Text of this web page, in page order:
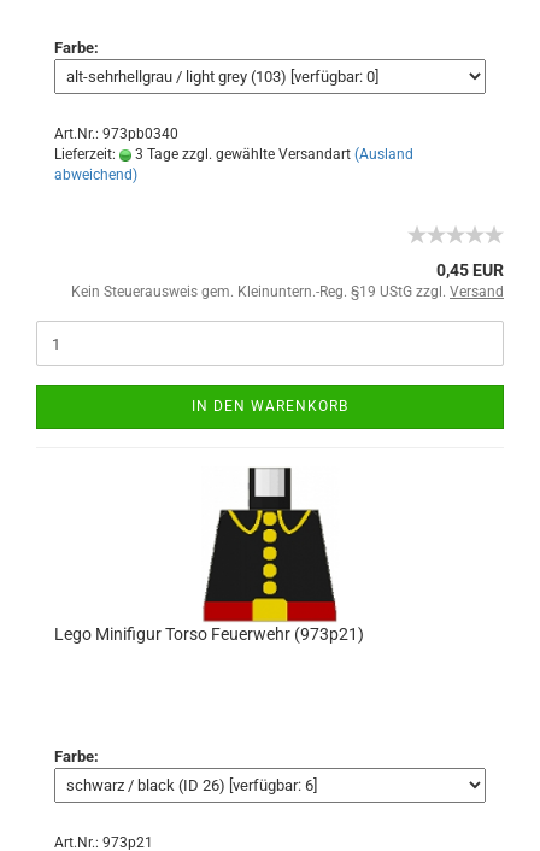
Farbe:
Art.Nr.: 973pb0340
Lieferzeit:
3 Tage zzgl. gewählte Versandart (Ausland
abweichend)
0,45 EUR
Kein Steuerausweis gem. Kleinuntern.-Reg. §19 UStG zzgl. Versand
IN DEN WARENKORB
Lego Minifigur Torso Feuerwehr (973p21)
Farbe:
Art.Nr.: 973p21